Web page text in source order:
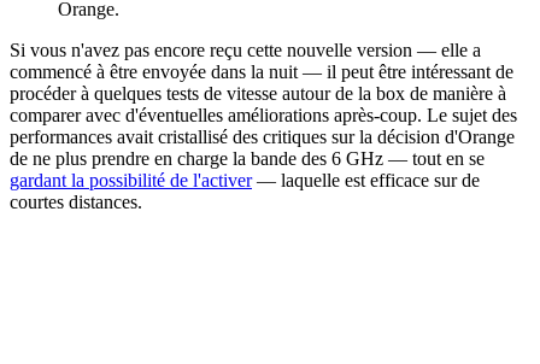
Orange.
Si vous n'avez pas encore reçu cette nouvelle version — elle a
commencé à être envoyée dans la nuit — il peut être intéressant de
procéder à quelques tests de vitesse autour de la box de manière à
comparer avec d'éventuelles améliorations après-coup. Le sujet des
performances avait cristallisé des critiques sur la décision d'Orange
de ne plus prendre en charge la bande des 6 GHz — tout en se
gardant la possibilité de l'activer— laquelle est efficace sur de
courtes distances.